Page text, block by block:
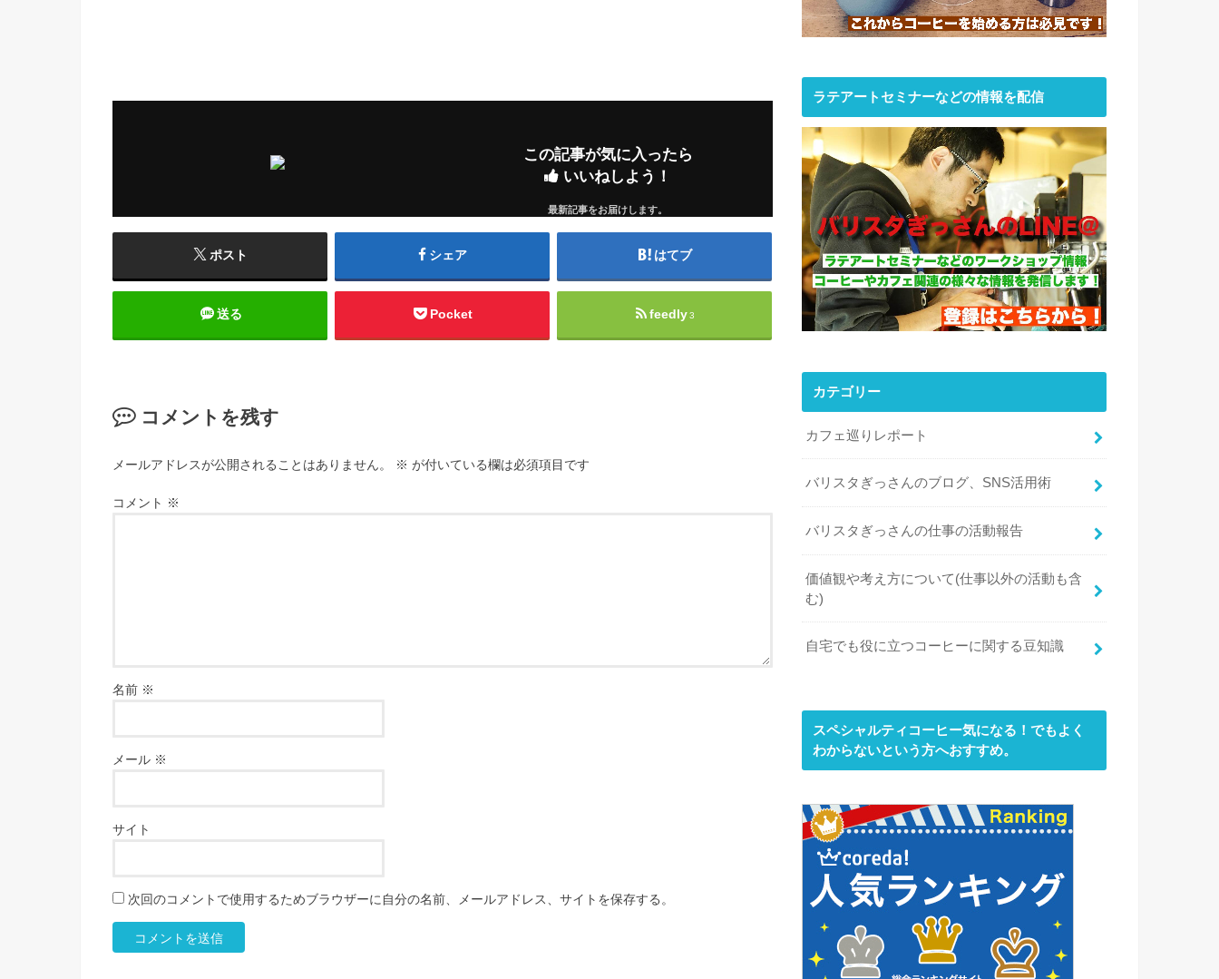
この記事が気に入ったら
いいねしよう！
最新記事をお届けします。
ポスト シェア はてブ
送る Pocket feedly 3
コメントを残す
メールアドレスが公開されることはありません。 ※ が付いている欄は必須項目です
コメント ※
名前 ※
メール ※
サイト
次回のコメントで使用するためブラウザーに自分の名前、メールアドレス、サイトを保存する。
ラテアートセミナーなどの情報を配信
カテゴリー
カフェ巡りレポート
バリスタぎっさんのブログ、SNS活用術
バリスタぎっさんの仕事の活動報告
価値観や考え方について(仕事以外の活動も含
む)
自宅でも役に立つコーヒーに関する豆知識
スペシャルティコーヒー気になる！でもよく
わからないという方へおすすめ。